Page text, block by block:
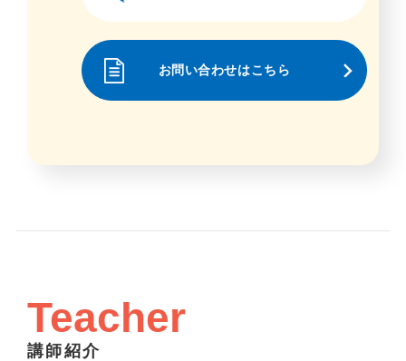
お問い合わせはこちら
Teacher
講師紹介